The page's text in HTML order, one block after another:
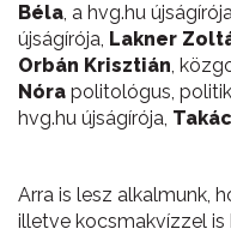
Béla, a hvg.hu
újságírója, Lakner
Orbán Krisztián,
Nóra politológus,
hvg.hu újságírója,
Arra is lesz alkalmunk,
illetve kocsmakvízzel is